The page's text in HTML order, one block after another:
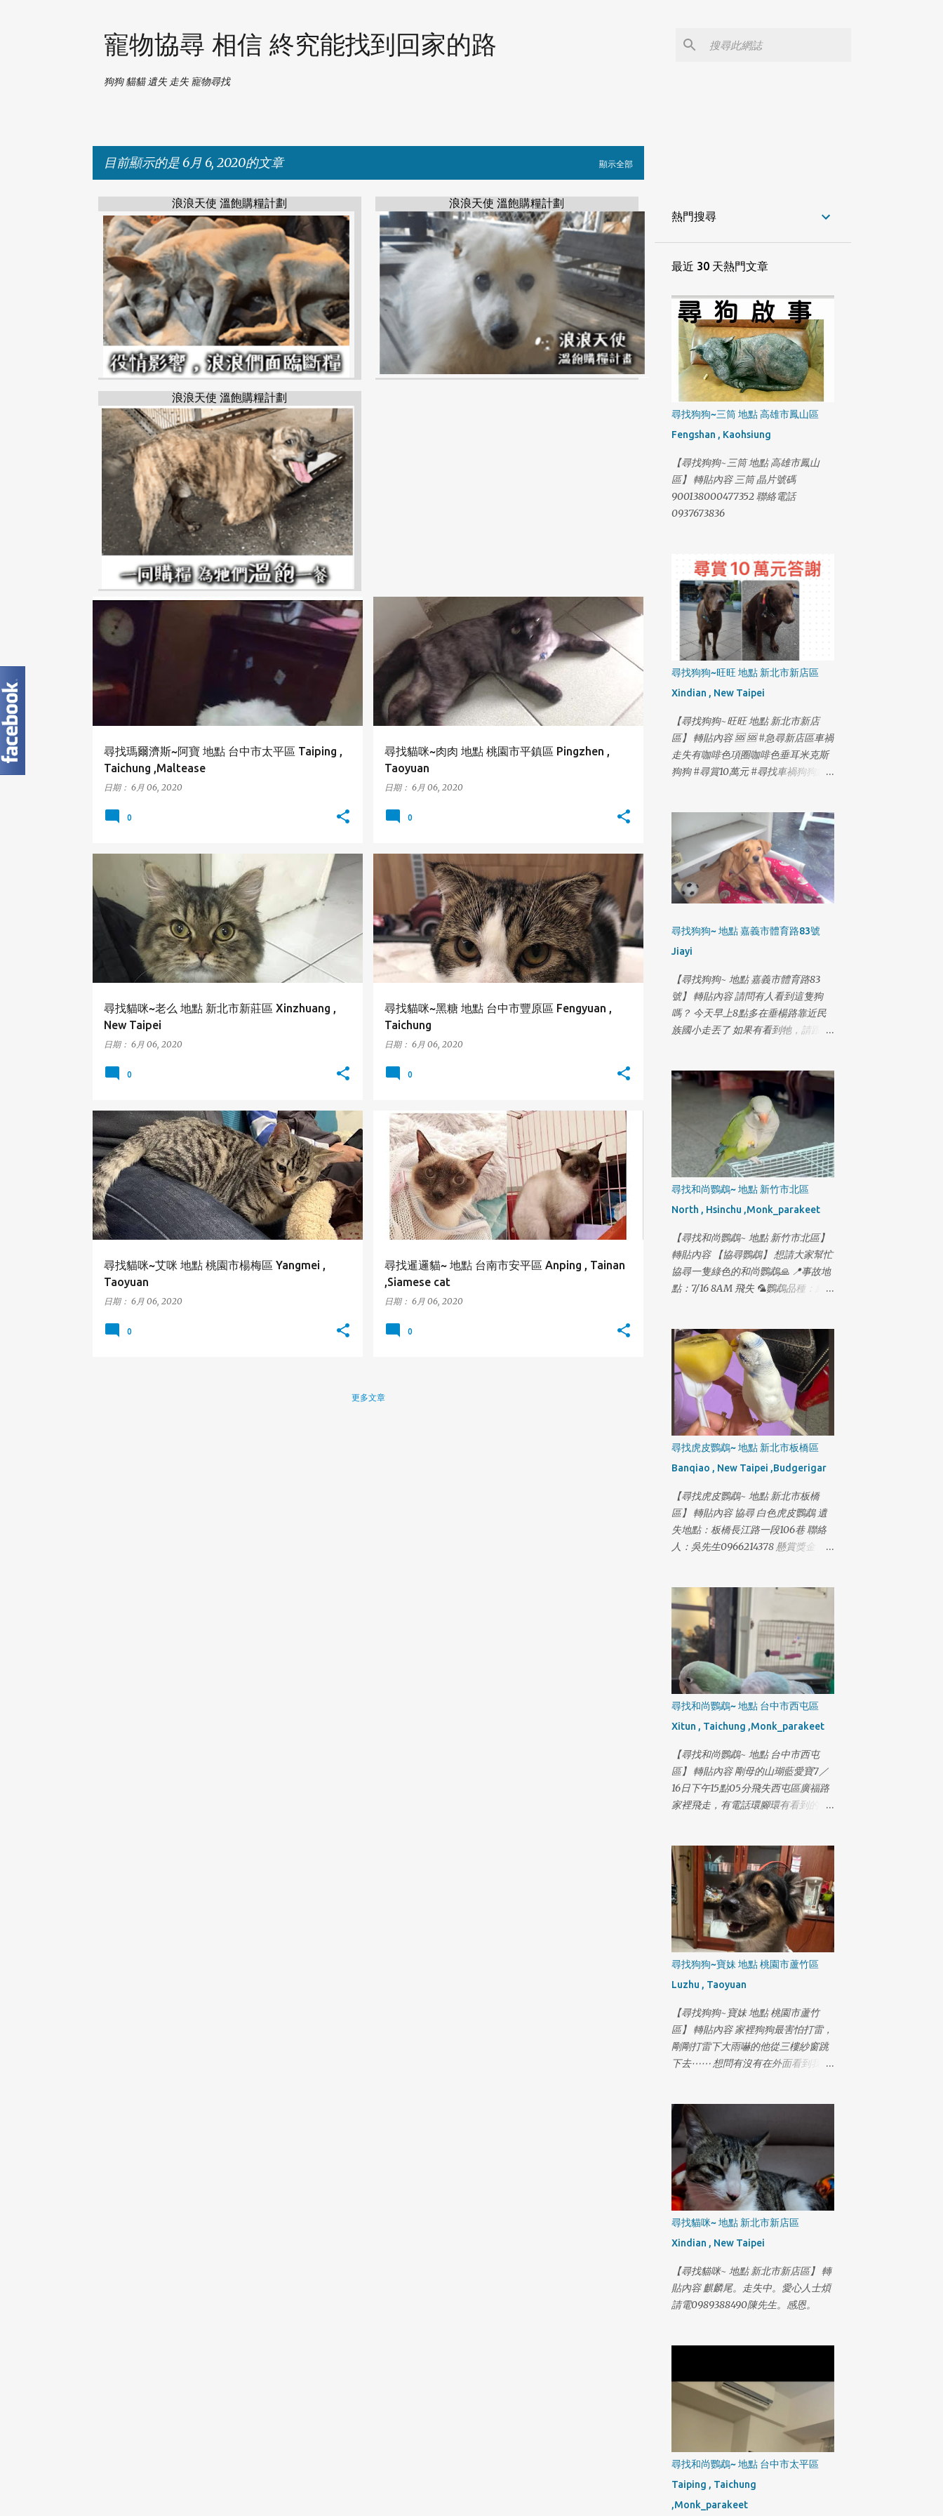
寵物協尋 相信 終究能找到回家的路
狗狗 貓貓 遺失 走失 寵物尋找
目前顯示的是 6月 6, 2020的文章 顯示全部
發
表
文
章
浪浪天使 溫飽購糧計劃 浪浪天使 溫飽購糧計劃
浪浪天使 溫飽購糧計劃
尋找瑪爾濟斯~阿寶 地點 台中市太平區 Taiping ,
Taichung ,Maltease
日期： 6月 06, 2020
太平區 MALTEASE TAICHUNG
TAIPING
0
尋找貓咪~肉肉 地點 桃園市平鎮區 Pingzhen ,
Taoyuan
日期： 6月 06, 2020
桃園市 貓咪 PINGZHEN TAOYUAN
0
尋找貓咪~老么 地點 新北市新莊區 Xinzhuang ,
New Taipei
日期： 6月 06, 2020
新莊區 貓咪 NEW TAIPEI
0
尋找貓咪~黑糖 地點 台中市豐原區 Fengyuan ,
Taichung
日期： 6月 06, 2020
貓咪 豐原區 FENGYUAN TAICHUNG
0
尋找貓咪~艾咪 地點 桃園市楊梅區 Yangmei ,
Taoyuan
日期： 6月 06, 2020
桃園市 楊梅區 貓咪 TAOYUAN YANGMEI
0
尋找暹邏貓~ 地點 台南市安平區 Anping , Tainan
,Siamese cat
日期： 6月 06, 2020
台南市 安平區 暹邏貓 ANPING SIAMESE CAT
+
TAINAN
0
更多文章
熱門搜尋
最近 30 天熱門文章
尋找狗狗~三筒 地點 高雄市鳳山區
Fengshan , Kaohsiung
【尋找狗狗~三筒 地點 高雄市鳳山
區】 轉貼內容 三筒 晶片號碼
900138000477352 聯絡電話
0937673836
尋找狗狗~旺旺 地點 新北市新店區
Xindian , New Taipei
【尋找狗狗~旺旺 地點 新北市新店
區】 轉貼內容 🆘 🆘 #急尋新店區車禍
走失有咖啡色項圈咖啡色垂耳米克斯
狗狗 #尋賞10萬元 #尋找車禍狗狗急
擊小狗事件 2月14日 20:55 木柵-木柵
路四段與木柵交流道/信義快T型路口
過馬路 很抱歉各位朋友 在解壓縮後確
認了 旺旺上了高速公路 又趕著去看行
車記錄器 2月14日在高速公路21公里
撞擊小狗事件 最害怕的事情 還是發生
了 證實了被撞的是旺旺 時間晚上8:21
分 行車記錄器 看見旺旺 一直急著找
回家的路 才上來高速公路 位置在 深
坑上匝道 國三南下往新店滙流交接處
旺旺要走過要到另一邊 車子無法來的
及反應 旺旺從車子前方撞上後 在車子
下方出來 滾了一圈靠著邊邊逆向走 我
在旺旺上去的這個交流道跨越木柵路5
段到對向車道 有旺旺的身影 接著趕
回來到木柵派出所 對時間軸 繼續調閱
監視器 看是不是真的是旺旺 從高速公
路下來 慶幸真的是旺旺 只是 旺旺三
天沒吃沒喝 身上又傷口要擦藥 現在又
被車撞 外面開始冷了也下起雨 在這個
被撞後的時間上 又產生斷點 目前已經
落後 旺旺的脚程3天半了 再請各位朋
跡, 旺旺都一直走 2月14日 16:00 新店-
碧潭西岸停車場走失 2月14日 18:12 新
店-寶橋路家樂福網友提供照片 2月14
日 18:32 木柵-木新路二段62號後面監
大學生機車停車場 2月14日 19:05 木
柵-動物園捷運站 2月14日 19:09 木
柵-新光路動物園公務門 2月14日 19:13
木柵-捷運木柵機廠停車場 2月14日
19:56 木柵-風洞石頭公 2月14日 20:21
木柵-國3甲南下21公里撞擊小狗事件
2月14日 20:55 木柵-木柵路四段與木
柵交流道/信義快T型路口過馬路 #2月
16日再更新最新下落 旺旺 2月14日晚
懇請木柵的朋友們幫我協尋 一下旺旺
我必須搶這一段黃金時間 旺旺目前已
經4天沒吃沒喝了 外面又冷 旺旺 身上
還有一個傷口 必須每天擦藥好幾次 我
尋找狗狗~ 地點 嘉義市體育路83號
Jiayi
【尋找狗狗~ 地點 嘉義市體育路83
號】 轉貼內容 請問有人看到這隻狗
嗎？ 今天早上8點多在垂楊路靠近民
族國小走丟了 如果有看到牠，請跟我
尋找和尚鸚鵡~ 地點 新竹市北區
North , Hsinchu ,Monk_parakeet
【尋找和尚鸚鵡~ 地點 新竹市北區】
轉貼內容 【協尋鸚鵡】 想請大家幫忙
協尋一隻綠色的和尚鸚鵡🙏 📍事故地
點：7/16 8AM 飛失 🦜鸚鵡品種：綠
4903結尾 一起生活了14年 跟家人一樣
想請有緣人如果有發現綠色和尚鸚鵡
懇請私訊我 可以的話請先幫我收留他
🙏 非常感謝大家的幫忙，謝謝大家🥹
尋找虎皮鸚鵡~ 地點 新北市板橋區
Banqiao , New Taipei ,Budgerigar
【尋找虎皮鸚鵡~ 地點 新北市板橋
區】 轉貼內容 協尋 白色虎皮鸚鵡 遺
失地點：板橋長江路一段106巷 聯絡
人：吳先生0966214378 懸賞獎金：
尋找和尚鸚鵡~ 地點 台中市西屯區
Xitun , Taichung ,Monk_parakeet
【尋找和尚鸚鵡~ 地點 台中市西屯
區】 轉貼內容 剛母的山瑚藍愛寶7／
16日下午15點05分飛失西屯區廣福路
家裡飛走，有電話環腳環有看到的麻
也不回來越飛越遠騎機車找了好幾圈
都喊不回來，找到者小小紅包答謝如
同我的小孩一樣
尋找狗狗~寶妹 地點 桃園市蘆竹區
Luzhu , Taoyuan
【尋找狗狗~寶妹 地點 桃園市蘆竹
區】 轉貼內容 家裡狗狗最害怕打雷，
剛剛打雷下大雨嚇的他從三樓紗窗跳
下去⋯⋯ 想問有沒有在外面看到我們
怕人但不喜歡狗狗 有看到幫我打
0981818009許小姐萬分感謝😭😭
尋找貓咪~ 地點 新北市新店區
Xindian , New Taipei
【尋找貓咪~ 地點 新北市新店區】 轉
貼內容 麒麟尾。走失中。愛心人士煩
請電0989388490陳先生。感恩。
尋找和尚鸚鵡~ 地點 台中市太平區
Taiping , Taichung
,Monk_parakeet